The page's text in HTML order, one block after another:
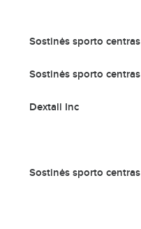
Sostinės sporto centras
Sostinės sporto centras
Dextall Inc
Sostinės sporto centras